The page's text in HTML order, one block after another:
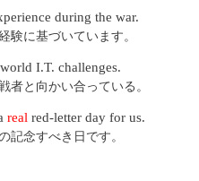
during the war.
験に基づいています。
world I.T. challenges.
者と向かい合っている。
real red-letter day for us.
記念すべき日です。